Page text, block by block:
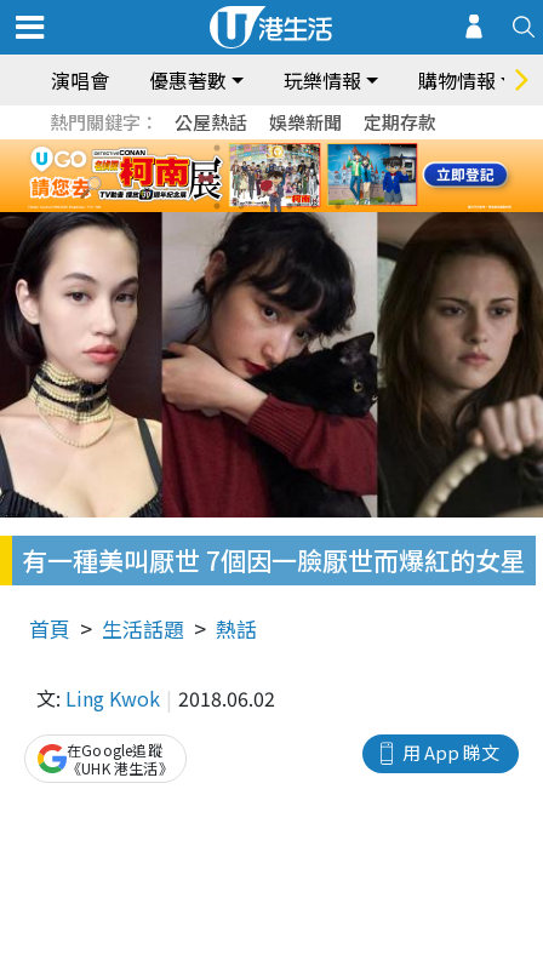
演唱會 優惠著數 玩樂情報 購物情報
熱門關鍵字： 公屋熱話 娛樂新聞 定期存款
有一種美叫厭世 7個因一臉厭世而爆紅的女星
首頁 生活話題 熱話
文: Ling Kwok 2018.06.02
用 App 睇文
在Google追蹤
《UHK 港生活》